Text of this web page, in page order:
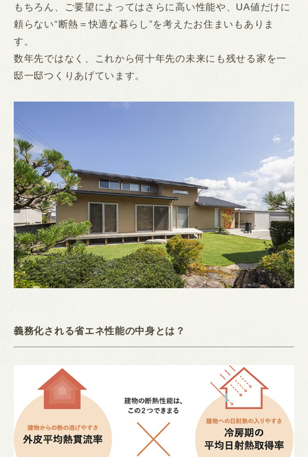
もちろん、ご要望によってはさらに高い性能や、UA値だけに
頼らない“断熱＝快適な暮らし”を考えたお住まいもありま
す。
数年先ではなく、これから何十年先の未来にも残せる家を一
邸一邸つくりあげています。
義務化される省エネ性能の中身とは？